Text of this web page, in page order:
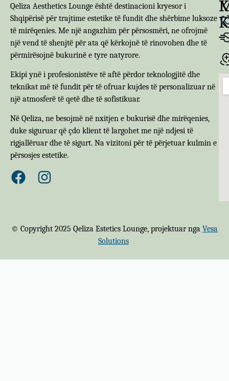
Qeliza Aesthetics Lounge është destinacioni kryesor i
Shqipërisë për trajtime estetike të fundit dhe shërbime luksoze
të mirëqenies. Me një angazhim për përsosmëri, ne ofrojmë
një vend të shenjtë për ata që kërkojnë të rinovohen dhe të
përmirësojnë bukurinë e tyre natyrore.
Ekipi ynë i profesionistëve të aftë përdor teknologjitë dhe
teknikat më të fundit për të ofruar kujdes të personalizuar në
një atmosferë të qetë dhe të sofistikuar.
Në Qeliza, ne besojmë në nxitjen e bukurisë dhe mirëqenies,
duke siguruar që çdo klient të largohet me një ndjesi të
rigjallëruar dhe të sigurt. Na vizitoni për të përjetuar kulmin e
përsosjes estetike.
© Copyright 2025 Qeliza Estetics Lounge, projektuar nga Vesa
Solutions